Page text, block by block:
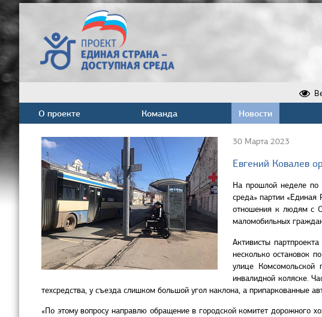
О проекте Команда Новости
30 Марта 2023
Евгений Ковалев
На прошлой неделе по
среда» партии
отношения к людям с
маломобильных
Активисты
несколько остановок
улице Комсомольской
инвалидной коляске.
техсредства, у съезда слишком большой угол наклона, а припаркованные
«По этому вопросу направлю обращение в городской комитет дорожного